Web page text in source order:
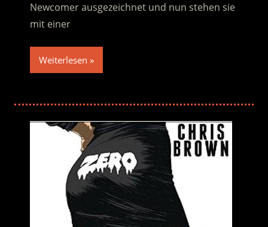
Newcomer ausgezeichnet und nun stehen sie
mit einer
Weiterlesen